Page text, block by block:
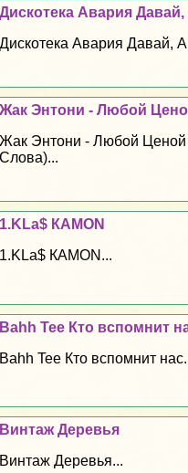
Дискотека Авария
Дискотека Авария Давай,
Жак Энтони - Любой
Жак Энтони - Любой Ценой
Слова)...
1.KLa$ КAMON
1.KLa$ КAMON...
Bahh Tee Кто вспомнит
Bahh Tee Кто вспомнит
Винтаж Деревья
Винтаж Деревья...